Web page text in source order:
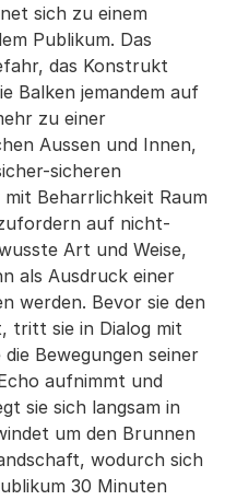
sich zu einem
Publikum. Das
das Konstrukt
Balken jemandem auf
zu einer
Aussen und Innen,
sicheren
Beharrlichkeit Raum
auf nicht-
Art und Weise,
als Ausdruck einer
werden. Bevor sie den
tritt sie in Dialog mit
Bewegungen seiner
aufnimmt und
sie sich langsam in
um den Brunnen
wodurch sich
30 Minuten